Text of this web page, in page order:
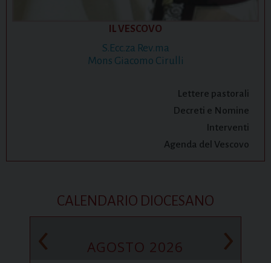
IL VESCOVO
S.Ecc.za Rev.ma
Mons Giacomo Cirulli
Lettere pastorali
Decreti e Nomine
Interventi
Agenda del Vescovo
CALENDARIO DIOCESANO
‹ AGOSTO 2026 ›